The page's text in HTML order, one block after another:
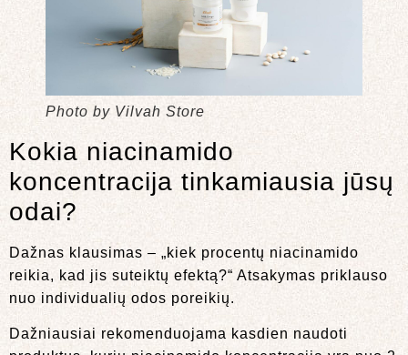
Photo by Vilvah Store
Kokia niacinamido
koncentracija tinkamiausia jūsų
odai?
Dažnas klausimas – „kiek procentų niacinamido
reikia, kad jis suteiktų efektą?“ Atsakymas priklauso
nuo individualių odos poreikių.
Dažniausiai rekomenduojama kasdien naudoti